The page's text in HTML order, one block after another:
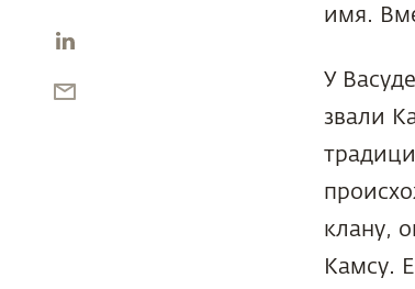
имя.
У
звали
клану,
Камсу.